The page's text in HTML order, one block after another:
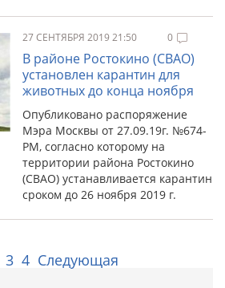
27 СЕНТЯБРЯ 2019 21:50 0
В районе Ростокино (СВАО)
установлен карантин для
животных до конца ноября
Опубликовано распоряжение
Мэра Москвы от 27.09.19г. №674-
РМ, согласно которому на
территории района Ростокино
(СВАО) устанавливается карантин
сроком до 26 ноября 2019 г.
3 4 Следующая